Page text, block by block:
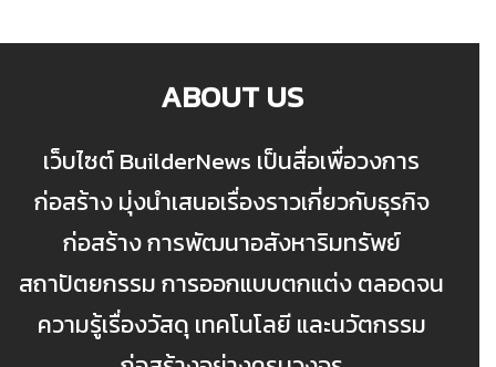
ABOUT US
เว็บไซต์ BuilderNews เป็นสื่อเพื่อวงการ
ก่อสร้าง มุ่งนำเสนอเรื่องราวเกี่ยวกับธุรกิจ
ก่อสร้าง การพัฒนาอสังหาริมทรัพย์
สถาปัตยกรรม การออกแบบตกแต่ง ตลอดจน
ความรู้เรื่องวัสดุ เทคโนโลยี และนวัตกรรม